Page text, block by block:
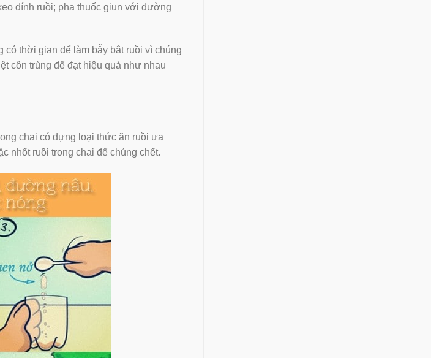
dính ruồi; pha thuốc giun với đường
thời gian để làm bẫy bắt ruồi vì chúng
côn trùng để đạt hiệu quả như nhau
chai có đựng loại thức ăn ruồi ưa
nhốt ruồi trong chai để chúng chết.